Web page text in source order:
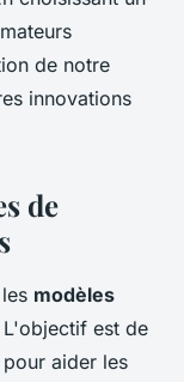
de notre
innovations
de
modèles
est de
pour aider les